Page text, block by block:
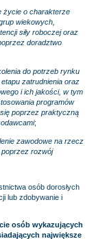
życie o charakterze
wiekowych,
siły roboczej oraz
doradztwo
do potrzeb rynku
zatrudnienia oraz
i ich jakości, w tym
programów
poprzez praktyczną
;
zawodowe na rzecz
poprzez rozwój
osób dorosłych
lub zdobywanie i
osób wykazujących
największe